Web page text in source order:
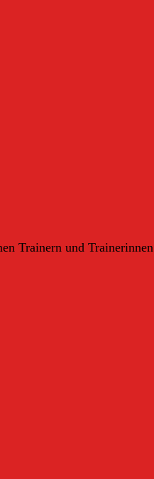
Trainern und Trainerinnen